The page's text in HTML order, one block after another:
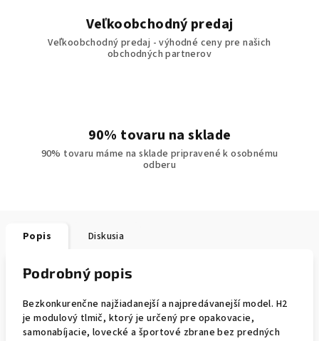
Veľkoobchodný predaj
Veľkoobchodný predaj - výhodné ceny pre našich
obchodných partnerov
90% tovaru na sklade
90% tovaru máme na sklade pripravené k osobnému
odberu
Popis Diskusia
Podrobný popis
Bezkonkurenčne najžiadanejší a najpredávanejší model. H2
je modulový tlmič, ktorý je určený pre opakovacie,
samonabíjacie, lovecké a športové zbrane bez predných